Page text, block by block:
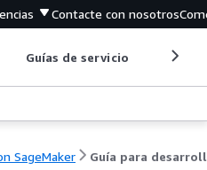
Contacte con nosotros
Guías de servicio
SageMaker